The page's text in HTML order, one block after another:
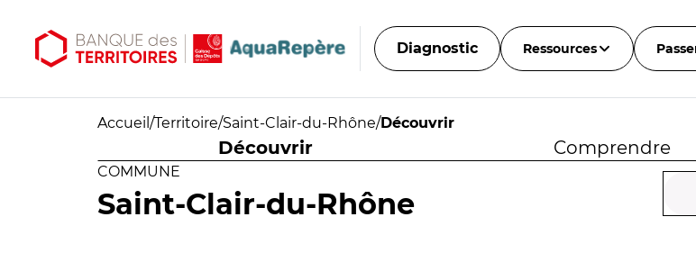
Diagnostic Ressources
Accueil /Territoire/Saint-Clair-du-Rhône/Découvrir
Découvrir Comprendre
COMMUNE
Saint-Clair-du-Rhône